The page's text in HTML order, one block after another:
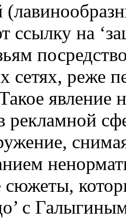
ссылку на
сетях, реже
явление
рекламной
с